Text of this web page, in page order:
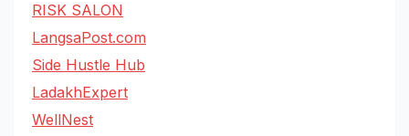
RISK SALON
LangsaPost.com
Side Hustle Hub
LadakhExpert
WellNest